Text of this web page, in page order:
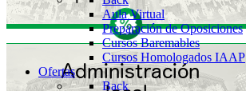
Aula Virtual
Preparación de Oposiciones
Cursos Baremables
Cursos Homologados IAAP
Ofertas
Back